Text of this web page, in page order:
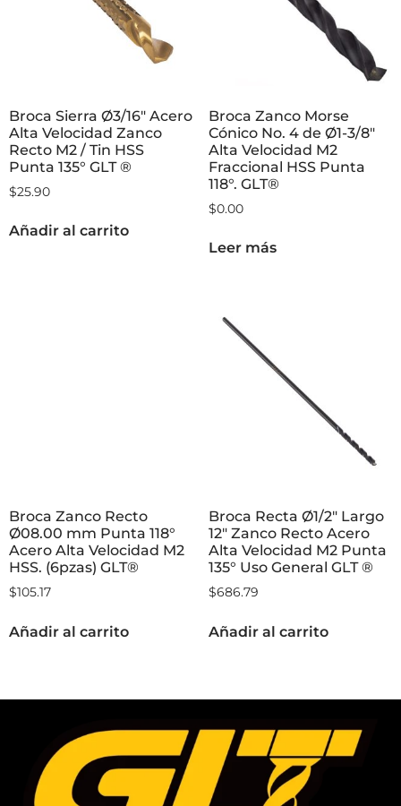
Broca Sierra Ø3/16″ Acero
Alta Velocidad Zanco
Recto M2 / Tin HSS
Punta 135° GLT ®
$25.90
Añadir al carrito
Broca Zanco Morse
Cónico No. 4 de Ø1-3/8″
Alta Velocidad M2
Fraccional HSS Punta
118°. GLT®
$0.00
Leer más
Broca Zanco Recto
Ø08.00 mm Punta 118°
Acero Alta Velocidad M2
HSS. (6pzas) GLT®
$105.17
Añadir al carrito
Broca Recta Ø1/2″ Largo
12″ Zanco Recto Acero
Alta Velocidad M2 Punta
135° Uso General GLT ®
$686.79
Añadir al carrito